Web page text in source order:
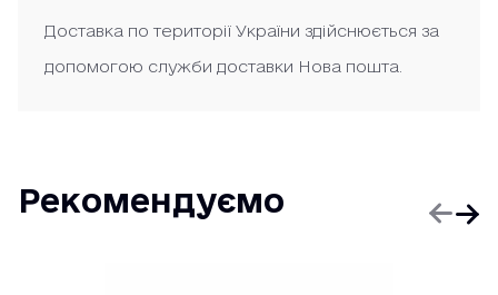
Доставка по території України здійснюється за
допомогою служби доставки Нова пошта.
Рекомендуємо